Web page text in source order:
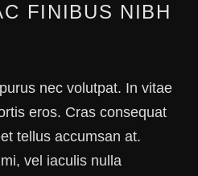
FINIBUS NIBH
nec volutpat. In vitae
eros. Cras consequat
tellus accumsan at.
vel iaculis nulla